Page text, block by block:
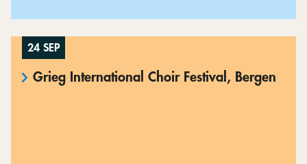
24 SEP
Grieg International Choir Festival, Bergen